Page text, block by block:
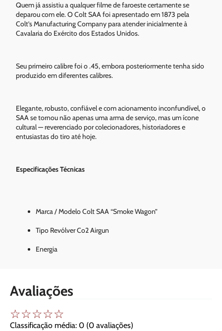
Quem já assistiu a qualquer filme de faroeste certamente se
deparou com ele. O Colt SAA foi apresentado em 1873 pela
Colt’s Manufacturing Company para atender inicialmente à
Cavalaria do Exército dos Estados Unidos.
Seu primeiro calibre foi o .45, embora posteriormente tenha sido
produzido em diferentes calibres.
Elegante, robusto, confiável e com acionamento inconfundível, o
SAA se tornou não apenas uma arma de serviço, mas um ícone
cultural — reverenciado por colecionadores, historiadores e
entusiastas do tiro até hoje.
Especificações Técnicas
Marca / Modelo Colt SAA “Smoke Wagon”
Tipo Revólver Co2 Airgun
Energia
Avaliações
☆☆☆☆☆
Classificação média: 0 (0 avaliações)